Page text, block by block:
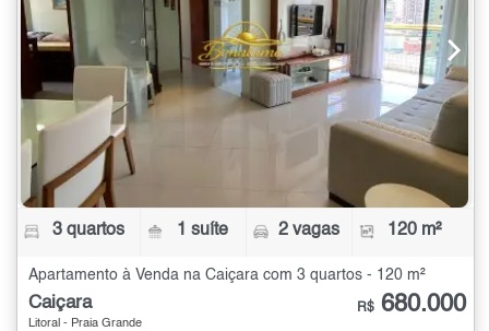
3 quartos 1 suíte 2 vagas 120 m²
Apartamento à Venda na Caiçara com 3 quartos - 120 m²
Caiçara
Litoral - Praia Grande
R$ 680.000